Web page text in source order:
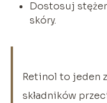
Dostosuj
skóry.
Retinol to jeden
składników